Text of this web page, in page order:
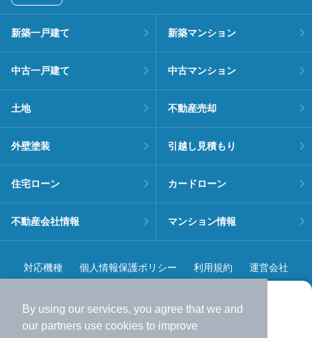
By using our services, you agree that we and
our partners use cookies to improve
より使いやすくなった
アプリで物件探ししませんか？
新築一戸建て 新築マンション
中古一戸建て 中古マンション
土地 不動産売却
外壁塗装 引越し見積もり
住宅ローン カードローン
不動産会社情報 マンション情報
対応機種 個人情報保護ポリシー 利用規約 運営会社